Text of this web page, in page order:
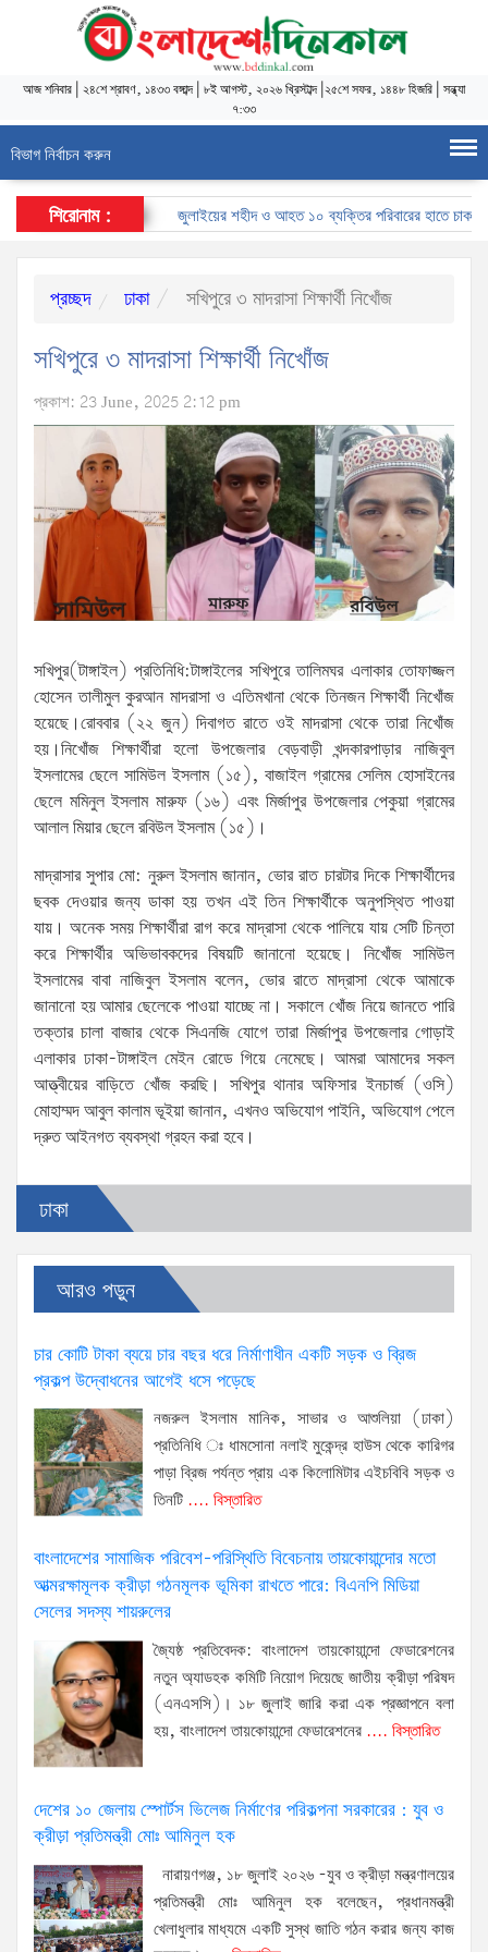
আজশনিবার ২৪শে শ্রাবণ, ১৪৩৩ বঙ্গাব্দ| ৮ই আগস্ট, ২০২৬ খ্রিস্টাব্দ| ২৫শে সফর, ১৪৪৮ হিজরি সন্ধ্যা
৭:৩৩
বিভাগ নির্বাচন করুন
শিরোনাম : জুলাইয়ের শহীদ ও আহত ১০ ব্যক্তির পরিবারের হাতে চাকরির
প্রচ্ছদ ঢাকা সখিপুরে ৩ মাদরাসা শিক্ষার্থী নিখোঁজ
সখিপুরে ৩ মাদরাসা শিক্ষার্থী নিখোঁজ
প্রকাশ: 23 June, 2025 2:12 pm
সখিপুর(টাঙ্গাইল) প্রতিনিধি:টাঙ্গাইলের সখিপুরে তালিমঘর এলাকার তোফাজ্জল
হোসেন তালীমুল কুরআন মাদরাসা ও এতিমখানা থেকে তিনজন শিক্ষার্থী নিখোঁজ
হয়েছে।রোববার (২২ জুন) দিবাগত রাতে ওই মাদরাসা থেকে তারা নিখোঁজ
হয়।‎নিখোঁজ শিক্ষার্থীরা হলো উপজেলার বেড়বাড়ী খন্দকারপাড়ার নাজিবুল
ইসলামের ছেলে সামিউল ইসলাম (১৫), বাজাইল গ্রামের সেলিম হোসাইনের
ছেলে মমিনুল ইসলাম মারুফ (১৬) এবং মির্জাপুর উপজেলার পেকুয়া গ্রামের
আলাল মিয়ার ছেলে রবিউল ইসলাম (১৫)।
মাদ্রাসার সুপার মো: নুরুল ইসলাম জানান, ভোর রাত চারটার দিকে শিক্ষার্থীদের
ছবক দেওয়ার জন্য ডাকা হয় তখন এই তিন শিক্ষার্থীকে অনুপস্থিত পাওয়া
যায়। অনেক সময় শিক্ষার্থীরা রাগ করে মাদ্রাসা থেকে পালিয়ে যায় সেটি চিন্তা
করে শিক্ষার্থীর অভিভাবকদের বিষয়টি জানানো হয়েছে। নিখোঁজ সামিউল
ইসলামের বাবা নাজিবুল ইসলাম বলেন, ভোর রাতে মাদ্রাসা থেকে আমাকে
জানানো হয় আমার ছেলেকে পাওয়া যাচ্ছে না। সকালে খোঁজ নিয়ে জানতে পারি
তক্তার চালা বাজার থেকে সিএনজি যোগে তারা মির্জাপুর উপজেলার গোড়াই
এলাকার ঢাকা-টাঙ্গাইল মেইন রোডে গিয়ে নেমেছে। আমরা আমাদের সকল
আত্ত্বীয়ের বাড়িতে খোঁজ করছি। সখিপুর থানার অফিসার ইনচার্জ (ওসি)
মোহাম্মদ আবুল কালাম ভূইয়া জানান, এখনও অভিযোগ পাইনি, অভিযোগ পেলে
দ্রুত আইনগত ব্যবস্থা গ্রহন করা হবে।
ঢাকা
আরও পড়ুন
চার কোটি টাকা ব্যয়ে চার বছর ধরে নির্মাণাধীন একটি সড়ক ও ব্রিজ
প্রকল্প উদ্বোধনের আগেই ধসে পড়েছে
নজরুল ইসলাম মানিক, সাভার ও আশুলিয়া (ঢাকা)
প্রতিনিধি ঃ ধামসোনা নলাই মুকেন্দ্র হাউস থেকে কারিগর
পাড়া ব্রিজ পর্যন্ত প্রায় এক কিলোমিটার এইচবিবি সড়ক ও
তিনটি .... বিস্তারিত
বাংলাদেশের সামাজিক পরিবেশ-পরিস্থিতি বিবেচনায় তায়কোয়ান্দোর মতো
আত্মরক্ষামূলক ক্রীড়া গঠনমূলক ভূমিকা রাখতে পারে: বিএনপি মিডিয়া
সেলের সদস্য শায়রুলের
জ্যৈষ্ঠ প্রতিবেদক: বাংলাদেশ তায়কোয়ান্দো ফেডারেশনের
নতুন অ্যাডহক কমিটি নিয়োগ দিয়েছে জাতীয় ক্রীড়া পরিষদ
(এনএসসি)। ১৮ জুলাই জারি করা এক প্রজ্ঞাপনে বলা
হয়, বাংলাদেশ তায়কোয়ান্দো ফেডারেশনের .... বিস্তারিত
দেশের ১০ জেলায় স্পোর্টস ভিলেজ নির্মাণের পরিকল্পনা সরকারের : যুব ও
ক্রীড়া প্রতিমন্ত্রী মোঃ আমিনুল হক
নারায়ণগঞ্জ, ১৮ জুলাই ২০২৬ -যুব ও ক্রীড়া মন্ত্রণালয়ের
প্রতিমন্ত্রী মোঃ আমিনুল হক বলেছেন, প্রধানমন্ত্রী
খেলাধুলার মাধ্যমে একটি সুস্থ জাতি গঠন করার জন্য কাজ